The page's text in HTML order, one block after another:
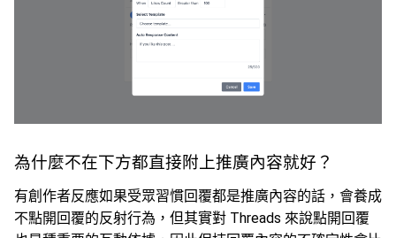
為什麼不在下方都直接附上推廣內容就好？
有創作者反應如果受眾習慣回覆都是推廣內容的話，會養成
不點開回覆的反射行為，但其實對 Threads 來說點開回覆